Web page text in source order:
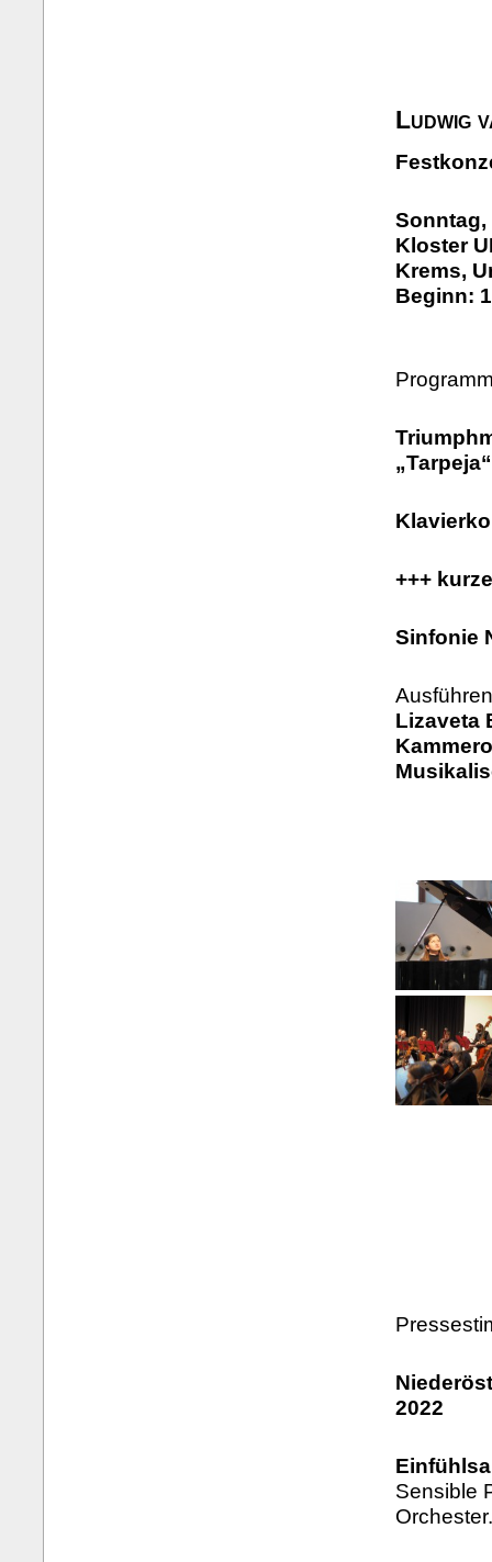
Ludwig
Sonntag,
Kloster
Krems,
Beginn:
+++
Sinfonie
Lizaveta
2022
Sensible
Orchester.